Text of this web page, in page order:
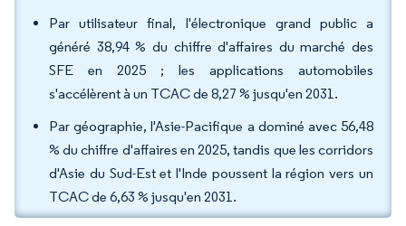
Par utilisateur final, l'électronique grand public a
généré 38,94 % du chiffre d'affaires du marché des
SFE en 2025 ; les applications automobiles
s'accélèrent à un TCAC de 8,27 % jusqu'en 2031.
Par géographie, l'Asie-Pacifique a dominé avec 56,48
% du chiffre d'affaires en 2025, tandis que les corridors
d'Asie du Sud-Est et l'Inde poussent la région vers un
TCAC de 6,63 % jusqu'en 2031.